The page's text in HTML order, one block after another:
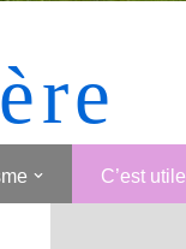
C’est utile